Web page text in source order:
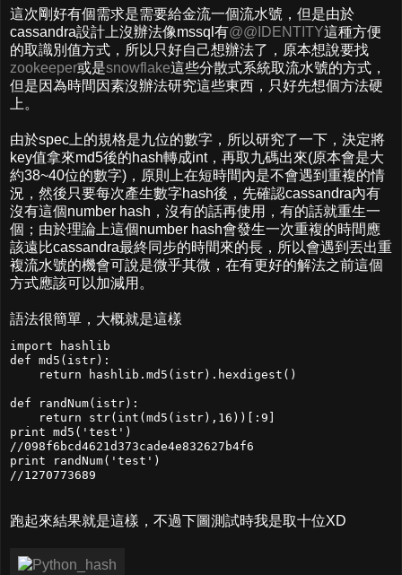
這次剛好有個需求是需要給金流一個流水號，但是由於
cassandra設計上沒辦法像mssql有@@IDENTITY這種方便
的取識別值方式，所以只好自己想辦法了，原本想說要找
zookeeper或是snowflake這些分散式系統取流水號的方式，
但是因為時間因素沒辦法研究這些東西，只好先想個方法硬
上。
由於spec上的規格是九位的數字，所以研究了一下，決定將
key值拿來md5後的hash轉成int，再取九碼出來(原本會是大
約38~40位的數字)，原則上在短時間內是不會遇到重複的情
況，然後只要每次產生數字hash後，先確認cassandra內有
沒有這個number hash，沒有的話再使用，有的話就重生一
個；由於理論上這個number hash會發生一次重複的時間應
該遠比cassandra最終同步的時間來的長，所以會遇到丟出重
複流水號的機會可說是微乎其微，在有更好的解法之前這個
方式應該可以加減用。
語法很簡單，大概就是這樣
import hashlib
def md5(istr):
    return hashlib.md5(istr).hexdigest()
def randNum(istr):
    return str(int(md5(istr),16))[:9]
print md5('test')
//098f6bcd4621d373cade4e832627b4f6
print randNum('test')
//1270773689
跑起來結果就是這樣，不過下圖測試時我是取十位XD